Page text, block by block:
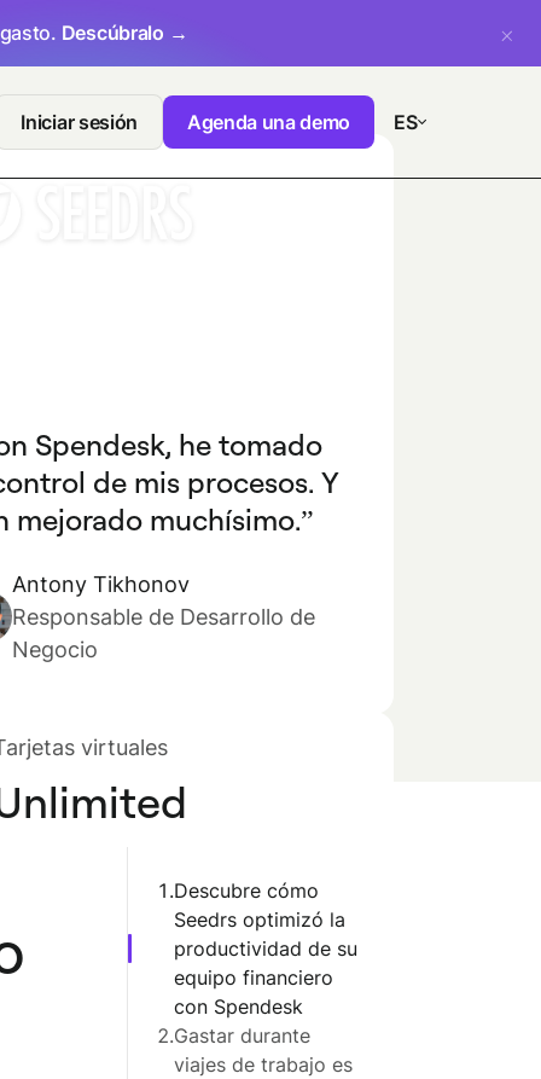
Descúbralo →
Iniciar sesión Agenda una demo ES
Spendesk, he tomado
de mis procesos. Y
mejorado muchísimo.
Antony Tikhonov
Responsable de Desarrollo de
Negocio
virtuales
1.Descubre cómo
Seedrs optimizó la
productividad de su
equipo financiero
con Spendesk
2.Gastar durante
viajes de trabajo es